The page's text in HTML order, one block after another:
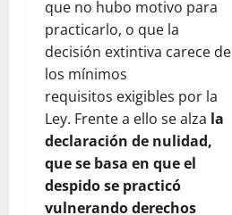
que no hubo motivo para
practicarlo, o que la
decisión extintiva carece de
los mínimos
requisitos exigibles por la
Ley. Frente a ello se alza la
declaración de nulidad,
que se basa en que el
despido se practicó
vulnerando derechos